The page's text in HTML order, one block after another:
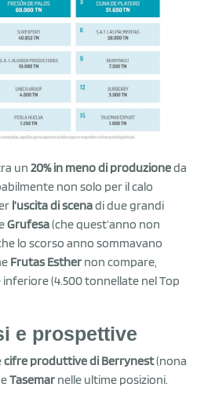
un 20% in meno di produzioneda
non solo per il calo
l’uscita di scenadi due grandi
Grufesa(che quest’anno non
lo scorso anno sommavano
Frutas Esther non compare,
(4.500 tonnellate nel Top
e prospettive
cifre produttive di Berrynest(nona
eTasemar nelle ultime posizioni.